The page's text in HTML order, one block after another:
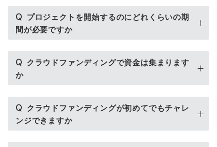
Q プロジェクトを開始するのにどれくらいの期
間が必要ですか
Q クラウドファンディングで資金は集まります
か
Q クラウドファンディングが初めてでもチャレ
ンジできますか